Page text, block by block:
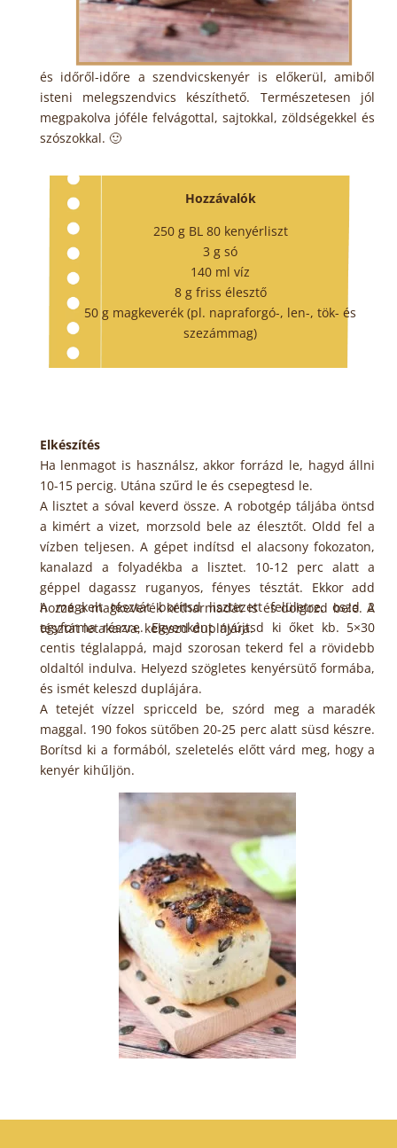
és időről-időre a szendvicskenyér is előkerül, amiből
isteni melegszendvics készíthető. Természetesen jól
megpakolva jóféle felvágottal, sajtokkal, zöldségekkel és
szószokkal. 🙂
Hozzávalók
250 g BL 80 kenyérliszt
3 g só
140 ml víz
8 g friss élesztő
50 g magkeverék (pl. napraforgó-, len-, tök- és
szezámmag)
Elkészítés
Ha lenmagot is használsz, akkor forrázd le, hagyd állni
10-15 percig. Utána szűrd le és csepegtesd le.
A lisztet a sóval keverd össze. A robotgép táljába öntsd
a kimért a vizet, morzsold bele az élesztőt. Oldd fel a
vízben teljesen. A gépet indítsd el alacsony fokozaton,
kanalazd a folyadékba a lisztet. 10-12 perc alatt a
géppel dagassz ruganyos, fényes tésztát. Ekkor add
hozzá a magkeverék kétharmadát is és dolgozd bele. A
tésztát letakarva, keleszd duplájára.
A megkelt tésztát borítsd lisztezett felületre, oszd 2
egyforma részre. Egyenként nyújtsd ki őket kb. 5×30
centis téglalappá, majd szorosan tekerd fel a rövidebb
oldaltól indulva. Helyezd szögletes kenyérsütő formába,
és ismét keleszd duplájára.
A tetejét vízzel spricceld be, szórd meg a maradék
maggal. 190 fokos sütőben 20-25 perc alatt süsd készre.
Borítsd ki a formából, szeletelés előtt várd meg, hogy a
kenyér kihűljön.